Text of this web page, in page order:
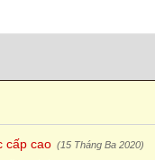
cấp cao (15 Tháng Ba 2020)